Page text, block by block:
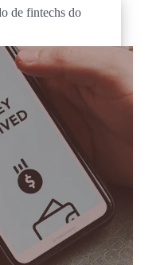
de fintechs do